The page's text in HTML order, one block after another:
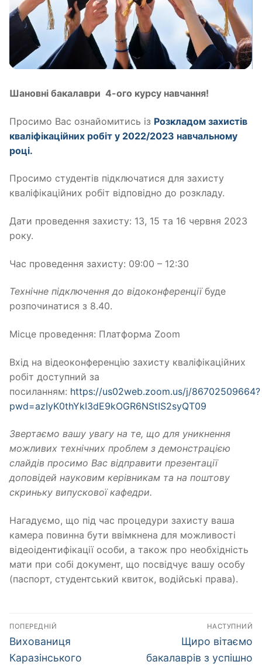
Шановні бакалаври 4-ого курсу навчання!
Просимо Вас ознайомитись із Розкладом захистів
кваліфікаційних робіт у 2022/2023 навчальному
році.
Просимо студентів підключатися для захисту
кваліфікаційних робіт відповідно до розкладу.
Дати проведення захисту: 13, 15 та 16 червня 2023
року.
Час проведення захисту: 09:00 – 12:30
Технічне підключення до відоконференціїбуде
розпочинатися з 8.40.
Місце проведення: Платформа Zoom
Вхід на відеоконференцію захисту кваліфікаційних
робіт доступний за
посиланням: https://us02web.zoom.us/j/86702509664?
pwd=azIyK0thYkI3dE9kOGR6NStIS2syQT09
Звертаємо вашу увагу на те, що для уникнення
можливих технічних проблем з демонстрацією
слайдів просимо Вас відправити презентації
доповідей науковим керівникам та на поштову
скриньку випускової кафедри.
Нагадуємо, що під час процедури захисту ваша
камера повинна бути ввімкнена для можливості
відеоідентифікації особи, а також про необхідність
мати при собі документ, що посвідчує вашу особу
(паспорт, студентський квиток, водійські права).
Навігація
записів
ПОПЕРЕДНІЙ
Попередній
запис:
Вихованиця
Каразінського
НАСТУПНИЙ
Наступний
запис:
Щиро вітаємо
бакалаврів з успішно